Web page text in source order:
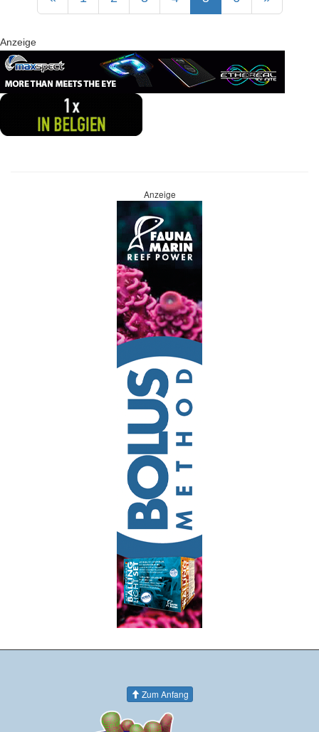
Anzeige
Anzeige
Zum Anfang